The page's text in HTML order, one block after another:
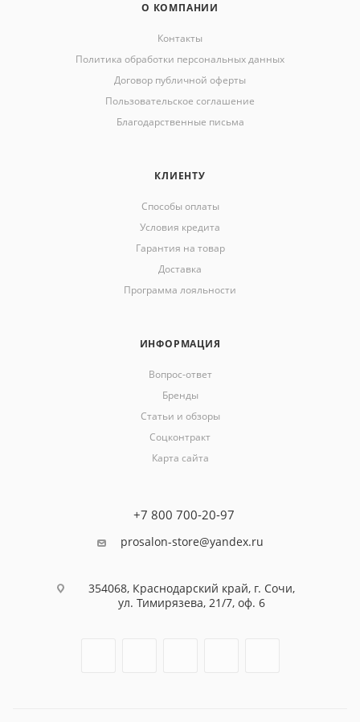
О КОМПАНИИ
Контакты
Политика обработки персональных данных
Договор публичной оферты
Пользовательское соглашение
Благодарственные письма
КЛИЕНТУ
Способы оплаты
Условия кредита
Гарантия на товар
Доставка
Программа лояльности
ИНФОРМАЦИЯ
Вопрос-ответ
Бренды
Статьи и обзоры
Соцконтракт
Карта сайта
+7 800 700-20-97
prosalon-store@yandex.ru
354068, Краснодарский край, г. Сочи,
ул. Тимирязева, 21/7, оф. 6